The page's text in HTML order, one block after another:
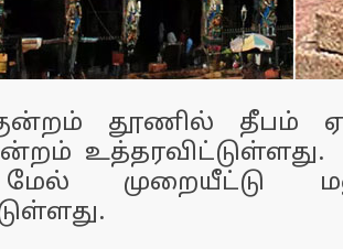
தூணில் தீபம்
உத்தரவிட்டுள்ளது.
முறையீட்டு